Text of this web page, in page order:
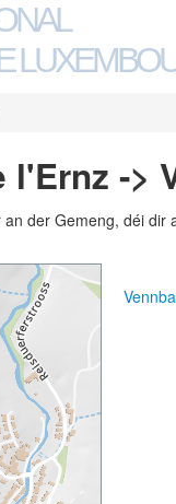
l'Ernz ->
der Gemeng, déi